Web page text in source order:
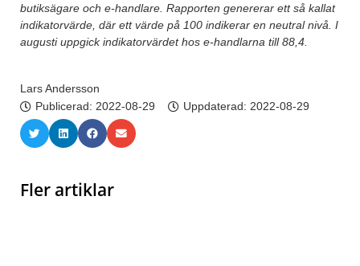
butiksägare och e-handlare. Rapporten genererar ett så kallat
indikatorvärde, där ett värde på 100 indikerar en neutral nivå. I
augusti uppgick indikatorvärdet hos e-handlarna till 88,4.
Lars Andersson
Publicerad: 2022-08-29 Uppdaterad: 2022-08-29
Fler artiklar